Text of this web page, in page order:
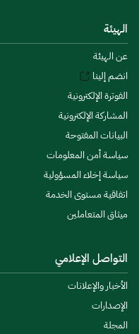
الهيئة
عن الهيئة
انضم إلينا
الفوترة الإلكترونية
المشاركة الإلكترونية
البيانات المفتوحة
سياسة أمن المعلومات
سياسة إخلاء المسؤولية
اتفاقية مستوى الخدمة
ميثاق المتعاملين
التواصل الإعلامي
الأخبار والإعلانات
الإصدارات
المجلة